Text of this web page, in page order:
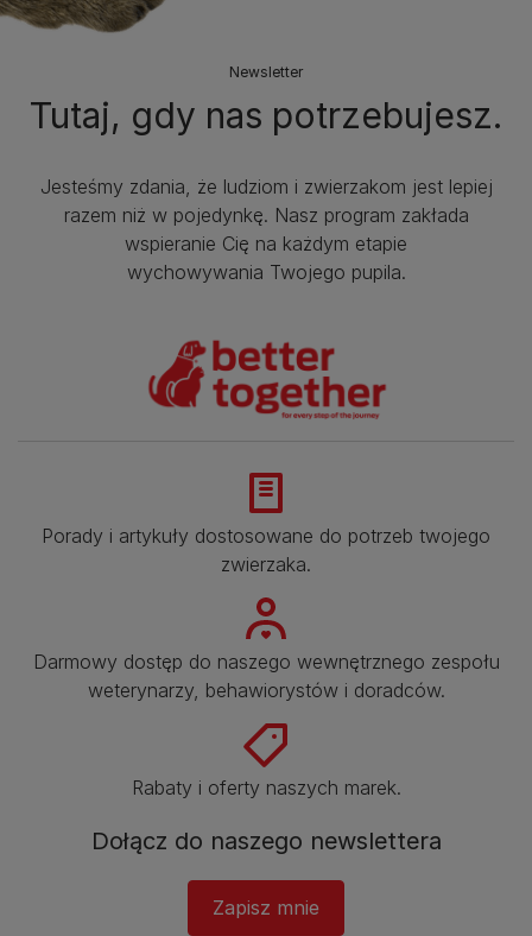
Newsletter
Tutaj, gdy nas potrzebujesz.
Jesteśmy zdania, że ludziom i zwierzakom jest lepiej
razem niż w pojedynkę. Nasz program zakłada
wspieranie Cię na każdym etapie
wychowywania Twojego pupila.
Porady i artykuły dostosowane do potrzeb twojego
zwierzaka.​
Darmowy dostęp do naszego wewnętrznego zespołu
weterynarzy, behawiorystów i doradców.​
Rabaty i oferty naszych marek.​
Dołącz do naszego newslettera​
Zapisz mnie